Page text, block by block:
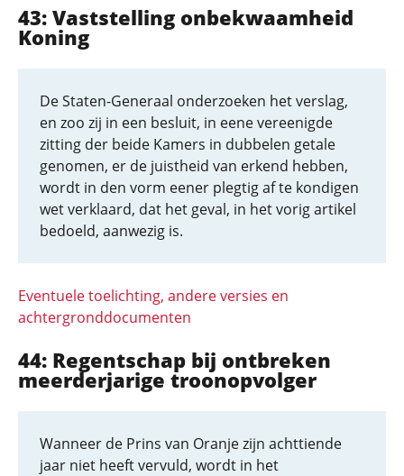
43: Vaststelling onbekwaamheid
Koning
De Staten-Generaal onderzoeken het verslag,
en zoo zij in een besluit, in eene vereenigde
zitting der beide Kamers in dubbelen getale
genomen, er de juistheid van erkend hebben,
wordt in den vorm eener plegtig af te kondigen
wet verklaard, dat het geval, in het vorig artikel
bedoeld, aanwezig is.
Eventuele toelichting, andere versies en
achtergronddocumenten
44: Regentschap bij ontbreken
meerderjarige troonopvolger
Wanneer de Prins van Oranje zijn achttiende
jaar niet heeft vervuld, wordt in het